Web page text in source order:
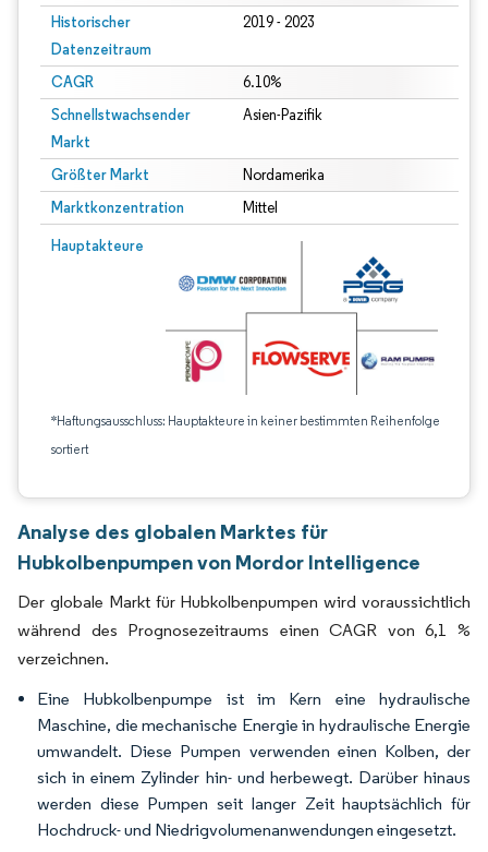
Historischer
Datenzeitraum
2019 - 2023
CAGR 6.10%
Schnellstwachsender
Markt
Asien-Pazifik
Größter Markt Nordamerika
Marktkonzentration Mittel
Hauptakteure
*Haftungsausschluss: Hauptakteure in keiner bestimmten Reihenfolge
sortiert
Analyse des globalen Marktes für
Hubkolbenpumpen von Mordor Intelligence
Der globale Markt für Hubkolbenpumpen wird voraussichtlich
während des Prognosezeitraums einen CAGR von 6,1 %
verzeichnen.
Eine Hubkolbenpumpe ist im Kern eine hydraulische
Maschine, die mechanische Energie in hydraulische Energie
umwandelt. Diese Pumpen verwenden einen Kolben, der
sich in einem Zylinder hin- und herbewegt. Darüber hinaus
werden diese Pumpen seit langer Zeit hauptsächlich für
Hochdruck- und Niedrigvolumenanwendungen eingesetzt.